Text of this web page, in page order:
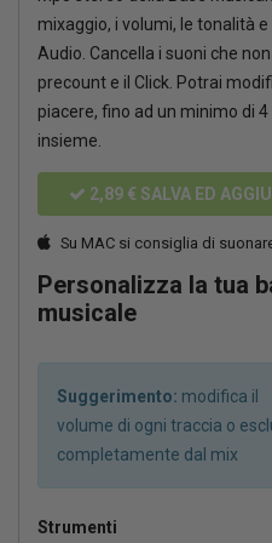
mixaggio, i volumi, le tonalità
Audio. Cancella i suoni che
precount e il Click. Potrai
piacere, fino ad un minimo di
insieme.
2,89 € SALVA ED
Su MAC si consiglia di
Personalizza la tua
musicale
Suggerimento: modifica il
volume di ogni traccia o
completamente dal mix
Strumenti